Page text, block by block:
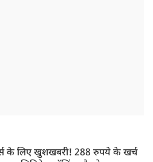
के लिए खुशखबरी! 288 रुपये के खर्च